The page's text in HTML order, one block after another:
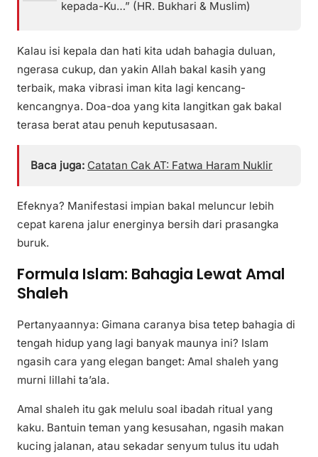
kepada-Ku…” (HR. Bukhari & Muslim)
Kalau isi kepala dan hati kita udah bahagia duluan,
ngerasa cukup, dan yakin Allah bakal kasih yang
terbaik, maka vibrasi iman kita lagi kencang-
kencangnya. Doa-doa yang kita langitkan gak bakal
terasa berat atau penuh keputusasaan.
Baca juga: Catatan Cak AT: Fatwa Haram Nuklir
Efeknya? Manifestasi impian bakal meluncur lebih
cepat karena jalur energinya bersih dari prasangka
buruk.
Formula Islam: Bahagia Lewat Amal
Shaleh
Pertanyaannya: Gimana caranya bisa tetep bahagia di
tengah hidup yang lagi banyak maunya ini? Islam
ngasih cara yang elegan banget: Amal shaleh yang
murni lillahi ta’ala.
Amal shaleh itu gak melulu soal ibadah ritual yang
kaku. Bantuin teman yang kesusahan, ngasih makan
kucing jalanan, atau sekadar senyum tulus itu udah